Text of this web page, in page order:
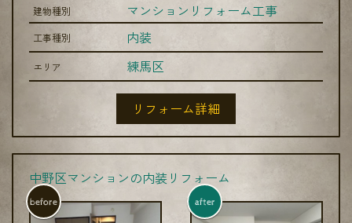
建物種別 マンションリフォーム工事
工事種別 内装
エリア 練馬区
リフォーム詳細
中野区マンションの内装リフォーム
before after